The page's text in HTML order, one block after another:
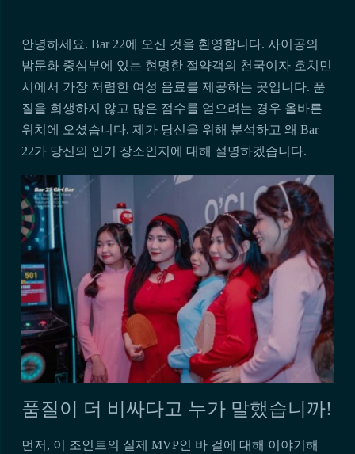
안녕하세요. Bar 22에 오신 것을 환영합니다. 사이공의
밤문화 중심부에 있는 현명한 절약객의 천국이자 호치민
시에서 가장 저렴한 여성 음료를 제공하는 곳입니다. 품
질을 희생하지 않고 많은 점수를 얻으려는 경우 올바른
위치에 오셨습니다. 제가 당신을 위해 분석하고 왜 Bar
22가 당신의 인기 장소인지에 대해 설명하겠습니다.
품질이 더 비싸다고 누가 말했습니까!
먼저, 이 조인트의 실제 MVP인 바 걸에 대해 이야기해